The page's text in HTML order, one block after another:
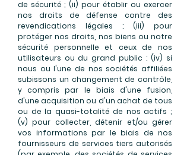
de sécurité ; (ii) pour établir ou exercer
nos droits de défense contre des
revendications légales ; (iii) pour
protéger nos droits, nos biens ou notre
sécurité personnelle et ceux de nos
utilisateurs ou du grand public ; (iv) si
nous ou l'une de nos sociétés affiliées
subissons un changement de contrôle,
y compris par le biais d'une fusion,
d'une acquisition ou d'un achat de tous
ou de la quasi-totalité de nos actifs ;
(v) pour collecter, détenir et/ou gérer
vos informations par le biais de nos
fournisseurs de services tiers autorisés